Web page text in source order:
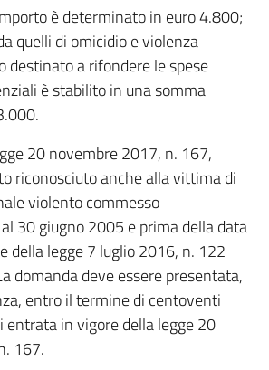
è determinato in euro 4.800;
quelli di omicidio e violenza
destinato a rifondere le spese
è stabilito in una somma
20 novembre 2017, n. 167,
riconosciuto anche alla vittima di
violento commesso
30 giugno 2005 e prima della data
della legge 7 luglio 2016, n. 122
domanda deve essere presentata,
entro il termine di centoventi
entrata in vigore della legge 20
167.